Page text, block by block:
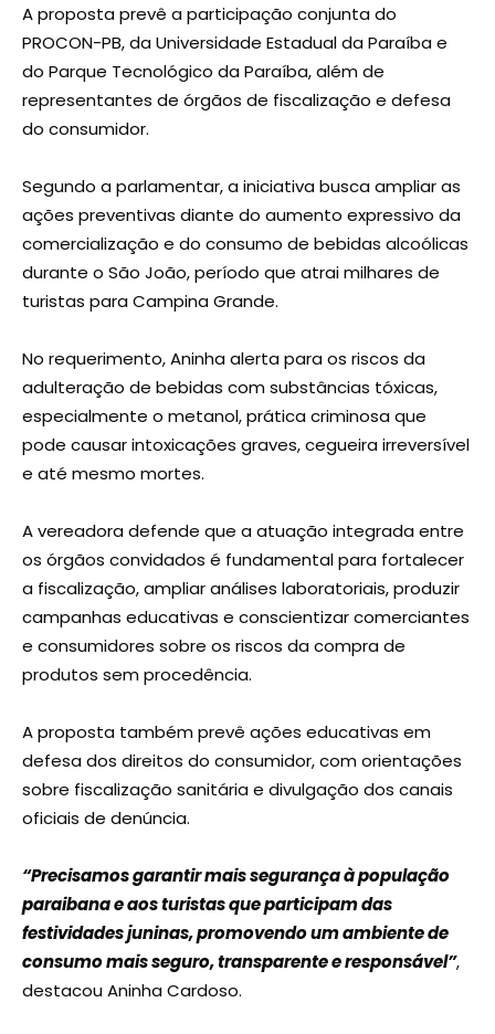
A proposta prevê a participação conjunta do
PROCON-PB, da Universidade Estadual da Paraíba e
do Parque Tecnológico da Paraíba, além de
representantes de órgãos de fiscalização e defesa
do consumidor.
Segundo a parlamentar, a iniciativa busca ampliar as
ações preventivas diante do aumento expressivo da
comercialização e do consumo de bebidas alcoólicas
durante o São João, período que atrai milhares de
turistas para Campina Grande.
No requerimento, Aninha alerta para os riscos da
adulteração de bebidas com substâncias tóxicas,
especialmente o metanol, prática criminosa que
pode causar intoxicações graves, cegueira irreversível
e até mesmo mortes.
A vereadora defende que a atuação integrada entre
os órgãos convidados é fundamental para fortalecer
a fiscalização, ampliar análises laboratoriais, produzir
campanhas educativas e conscientizar comerciantes
e consumidores sobre os riscos da compra de
produtos sem procedência.
A proposta também prevê ações educativas em
defesa dos direitos do consumidor, com orientações
sobre fiscalização sanitária e divulgação dos canais
oficiais de denúncia.
“Precisamos garantir mais segurança à população
paraibana e aos turistas que participam das
festividades juninas, promovendo um ambiente de
consumo mais seguro, transparente e responsável”,
destacou Aninha Cardoso.